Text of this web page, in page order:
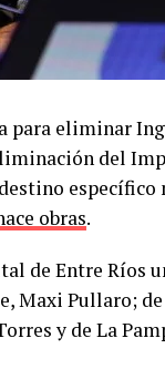
para eliminar
del
específico
obras.
de Entre Ríos
Maxi Pullaro;
y de La